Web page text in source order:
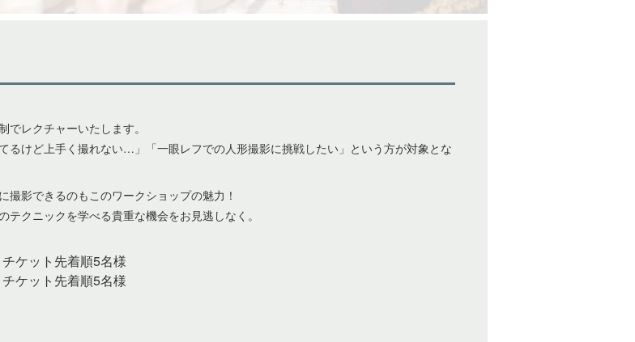
レクチャーいたします。
るけど上手く撮れない…」「一眼レフでの人形撮影に挑戦したい」という方が対象とな
影できるのもこのワークショップの魅力！
クニックを学べる貴重な機会をお見逃しなく。
チケット先着順5名様
チケット先着順5名様